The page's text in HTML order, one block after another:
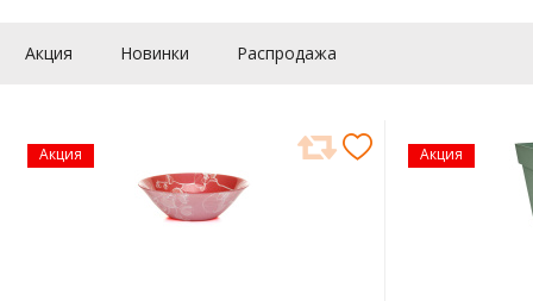
Акция Новинки Распродажа
Акция Акция